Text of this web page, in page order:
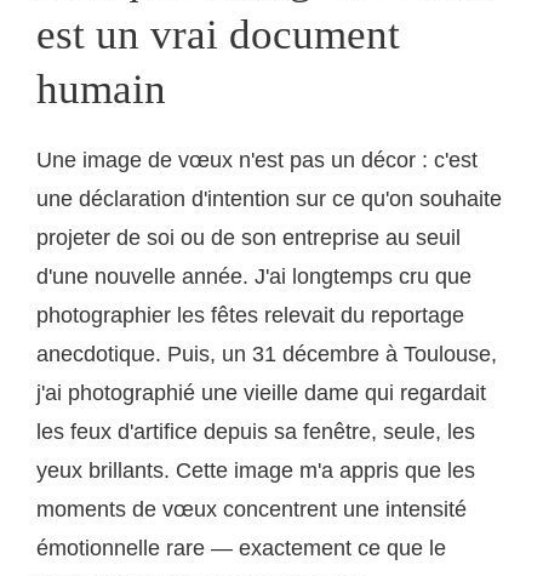
est un vrai document
humain
Une image de vœux n'est pas un décor : c'est
une déclaration d'intention sur ce qu'on souhaite
projeter de soi ou de son entreprise au seuil
d'une nouvelle année. J'ai longtemps cru que
photographier les fêtes relevait du reportage
anecdotique. Puis, un 31 décembre à Toulouse,
j'ai photographié une vieille dame qui regardait
les feux d'artifice depuis sa fenêtre, seule, les
yeux brillants. Cette image m'a appris que les
moments de vœux concentrent une intensité
émotionnelle rare — exactement ce que le